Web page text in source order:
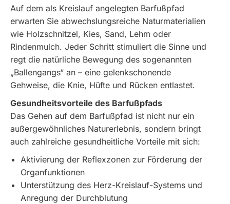
Auf dem als Kreislauf angelegten Barfußpfad
erwarten Sie abwechslungsreiche Naturmaterialien
wie Holzschnitzel, Kies, Sand, Lehm oder
Rindenmulch. Jeder Schritt stimuliert die Sinne und
regt die natürliche Bewegung des sogenannten
„Ballengangs“ an – eine gelenkschonende
Gehweise, die Knie, Hüfte und Rücken entlastet.
Gesundheitsvorteile des Barfußpfads
Das Gehen auf dem Barfußpfad ist nicht nur ein
außergewöhnliches Naturerlebnis, sondern bringt
auch zahlreiche gesundheitliche Vorteile mit sich:
Aktivierung der Reflexzonen zur Förderung der
Organfunktionen
Unterstützung des Herz-Kreislauf-Systems und
Anregung der Durchblutung